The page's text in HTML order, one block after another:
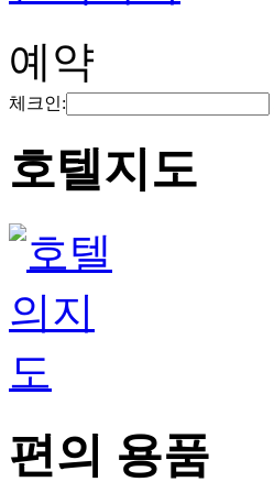
예약
체크인:
호텔지도
편의 용품